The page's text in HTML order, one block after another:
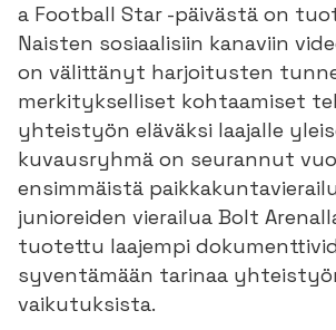
a Football Star -päivästä on
Naisten sosiaalisiin kanaviin
on välittänyt harjoitusten
merkitykselliset kohtaamiset
yhteistyön eläväksi laajalle
kuvausryhmä on seurannut
ensimmäistä
junioreiden vierailua Bolt
tuotettu laajempi
syventämään tarinaa
vaikutuksista.